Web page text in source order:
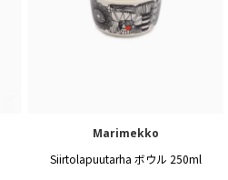
Marimekko
Siirtolapuutarha ボウル 250ml